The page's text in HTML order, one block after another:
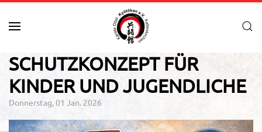
Zum Hauptinhalt springen
SCHUTZKONZEPT FÜR
KINDER UND JUGENDLICHE
Donnerstag, 01 Jan. 2026